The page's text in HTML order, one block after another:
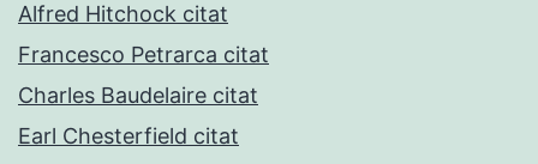
Alfred Hitchock citat
Francesco Petrarca citat
Charles Baudelaire citat
Earl Chesterfield citat